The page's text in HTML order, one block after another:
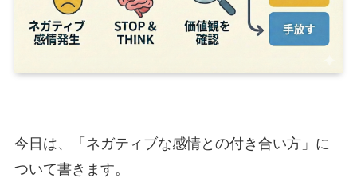
今日は、「ネガティブな感情との付き合い方」に
ついて書きます。